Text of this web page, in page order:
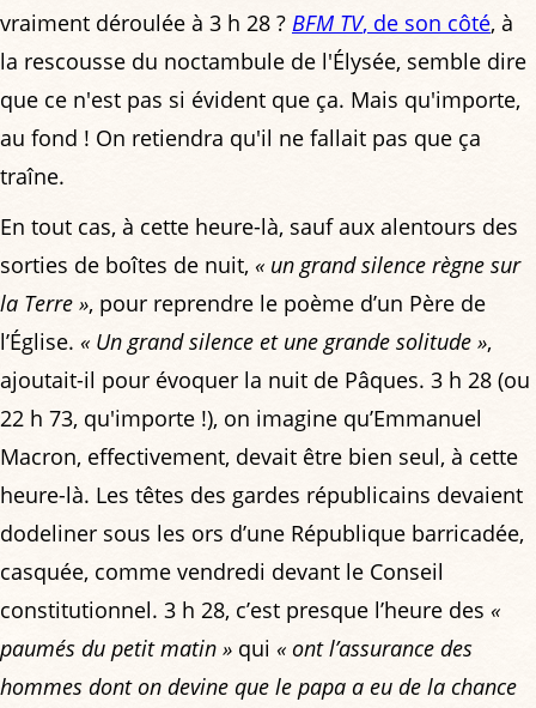
vraiment déroulée à 3 h 28 ? BFM TV, de son côté, à
la rescousse du noctambule de l'Élysée, semble dire
que ce n'est pas si évident que ça. Mais qu'importe,
au fond ! On retiendra qu'il ne fallait pas que ça
traîne.
En tout cas, à cette heure-là, sauf aux alentours des
sorties de boîtes de nuit, « un grand silence règne sur
la Terre », pour reprendre le poème d’un Père de
l’Église. « Un grand silence et une grande solitude »,
ajoutait-il pour évoquer la nuit de Pâques. 3 h 28 (ou
22 h 73, qu'importe !), on imagine qu’Emmanuel
Macron, effectivement, devait être bien seul, à cette
heure-là. Les têtes des gardes républicains devaient
dodeliner sous les ors d’une République barricadée,
casquée, comme vendredi devant le Conseil
constitutionnel. 3 h 28, c’est presque l’heure des «
paumés du petit matin » qui « ont l’assurance des
hommes dont on devine que le papa a eu de la chance